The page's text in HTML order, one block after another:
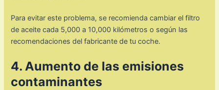
Para evitar este problema, se recomienda cambiar el filtro
de aceite cada 5,000 a 10,000 kilómetros o según las
recomendaciones del fabricante de tu coche.
4. Aumento de las emisiones
contaminantes